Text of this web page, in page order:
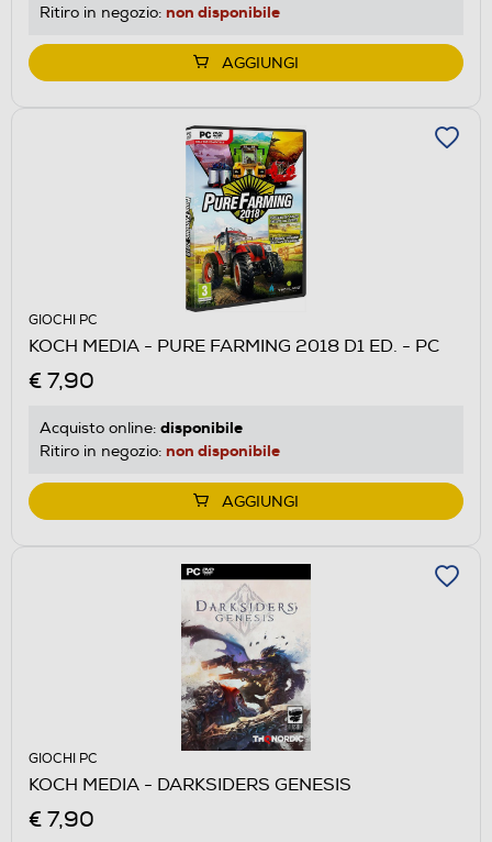
Ritiro in negozio: non disponibile
AGGIUNGI
GIOCHI PC
KOCH MEDIA - PURE FARMING 2018 D1 ED. - PC
€ 7,90
Acquisto online: disponibile
Ritiro in negozio: non disponibile
AGGIUNGI
GIOCHI PC
KOCH MEDIA - DARKSIDERS GENESIS
€ 7,90